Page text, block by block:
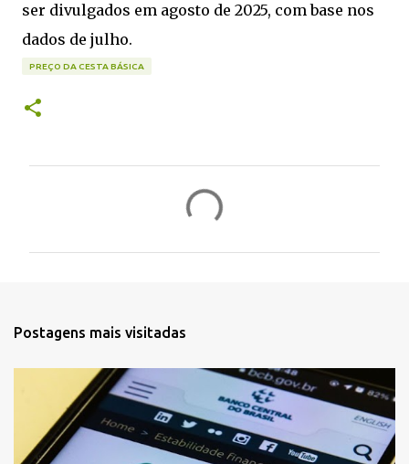
ser divulgados em agosto de 2025, com base nos
dados de julho.
PREÇO DA CESTA BÁSICA
r
s
Postagens mais visitadas